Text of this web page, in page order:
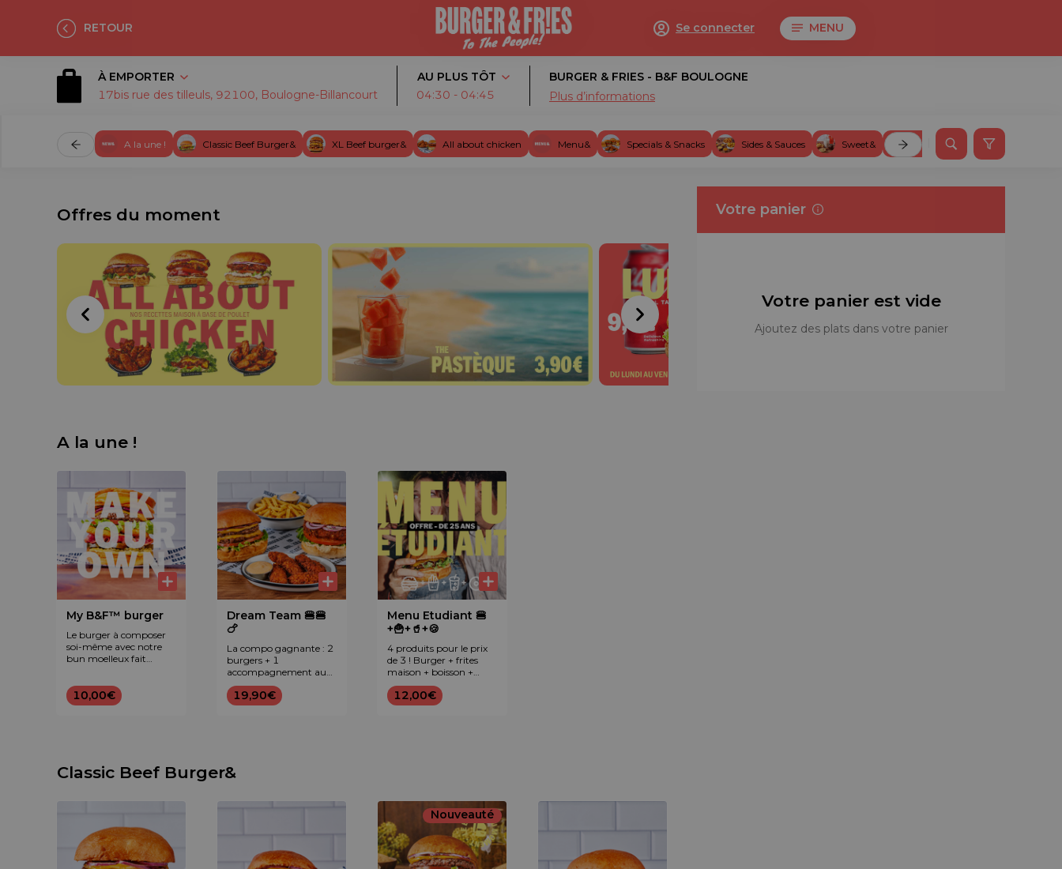
RETOUR Se connecter MENU
À EMPORTER
17bis rue des tilleuls, 92100, Boulogne-Billancourt
AU PLUS TÔT
04:30 - 04:45
BURGER & FRIES - B&F BOULOGNE
Plus d’informations
A la une ! Classic Beef Burger& XL Beef burger& All about chicken Menu& Specials & Snacks Sides & Sauces Sweet& Drink&
Offres du moment
A la une !
My B&F™ burger
Le burger à composer
soi-même avec notre
bun moelleux fait
10,00€
Dream Team 🍔🍔
🍗
La compo gagnante : 2
burgers + 1
accompagnement au
choix (frites maison ou
onion rings) + 1 produit
à partager (tenders ou
19,90€
Menu Etudiant 🍔
+🍟+🥤+🍪
4 produits pour le prix
de 3 ! Burger + frites
maison + boisson +
snack ou dessert offert.
Réservé aux moins de
25 ans.
12,00€
Classic Beef Burger&
Nouveauté
Votre panier
Votre panier est vide
Ajoutez des plats dans votre panier